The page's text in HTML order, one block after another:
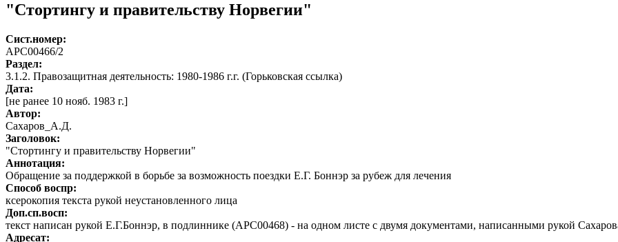
"Стортингу и правительству Норвегии"
Сист.номер:
АРС00466/2
Раздел:
3.1.2. Правозащитная деятельность: 1980-1986 г.г. (Горьковская ссылка)
Дата:
[не ранее 10 нояб. 1983 г.]
Автор:
Сахаров_А.Д.
Заголовок:
"Стортингу и правительству Норвегии"
Аннотация:
Обращение за поддержкой в борьбе за возможность поездки Е.Г. Боннэр за рубеж для лечения
Способ воспр:
ксерокопия текста рукой неустановленного лица
Доп.сп.восп:
текст написан рукой Е.Г.Боннэр, в подлиннике (АРС00468) - на одном листе с двумя документами, написанными рукой
Адресат: